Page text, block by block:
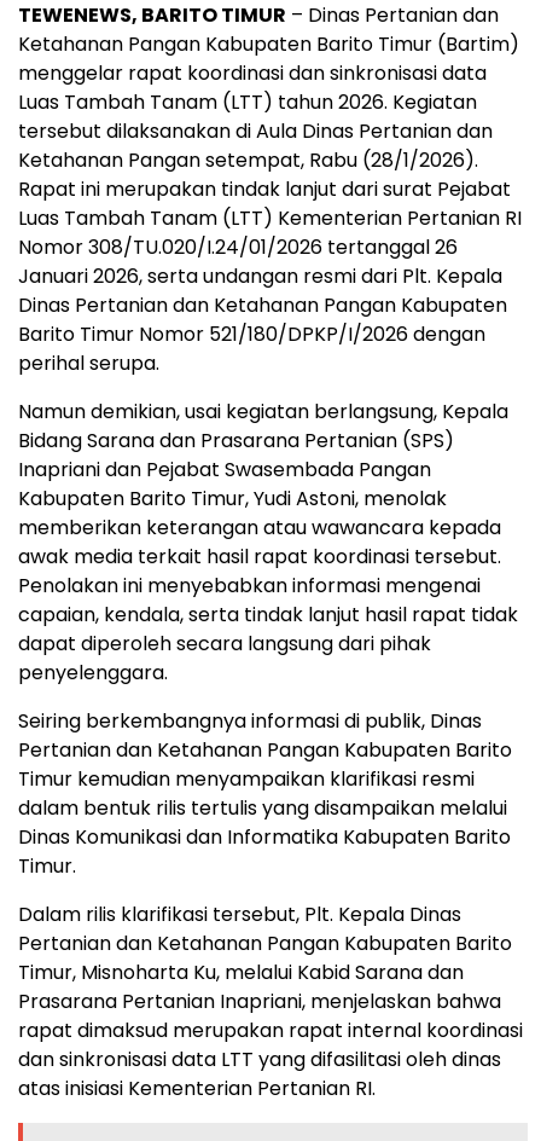
TEWENEWS, BARITO TIMUR – Dinas Pertanian dan
Ketahanan Pangan Kabupaten Barito Timur (Bartim)
menggelar rapat koordinasi dan sinkronisasi data
Luas Tambah Tanam (LTT) tahun 2026. Kegiatan
tersebut dilaksanakan di Aula Dinas Pertanian dan
Ketahanan Pangan setempat, Rabu (28/1/2026).
Rapat ini merupakan tindak lanjut dari surat Pejabat
Luas Tambah Tanam (LTT) Kementerian Pertanian RI
Nomor 308/TU.020/I.24/01/2026 tertanggal 26
Januari 2026, serta undangan resmi dari Plt. Kepala
Dinas Pertanian dan Ketahanan Pangan Kabupaten
Barito Timur Nomor 521/180/DPKP/I/2026 dengan
perihal serupa.
Namun demikian, usai kegiatan berlangsung, Kepala
Bidang Sarana dan Prasarana Pertanian (SPS)
Inapriani dan Pejabat Swasembada Pangan
Kabupaten Barito Timur, Yudi Astoni, menolak
memberikan keterangan atau wawancara kepada
awak media terkait hasil rapat koordinasi tersebut.
Penolakan ini menyebabkan informasi mengenai
capaian, kendala, serta tindak lanjut hasil rapat tidak
dapat diperoleh secara langsung dari pihak
penyelenggara.
Seiring berkembangnya informasi di publik, Dinas
Pertanian dan Ketahanan Pangan Kabupaten Barito
Timur kemudian menyampaikan klarifikasi resmi
dalam bentuk rilis tertulis yang disampaikan melalui
Dinas Komunikasi dan Informatika Kabupaten Barito
Timur.
Dalam rilis klarifikasi tersebut, Plt. Kepala Dinas
Pertanian dan Ketahanan Pangan Kabupaten Barito
Timur, Misnoharta Ku, melalui Kabid Sarana dan
Prasarana Pertanian Inapriani, menjelaskan bahwa
rapat dimaksud merupakan rapat internal koordinasi
dan sinkronisasi data LTT yang difasilitasi oleh dinas
atas inisiasi Kementerian Pertanian RI.